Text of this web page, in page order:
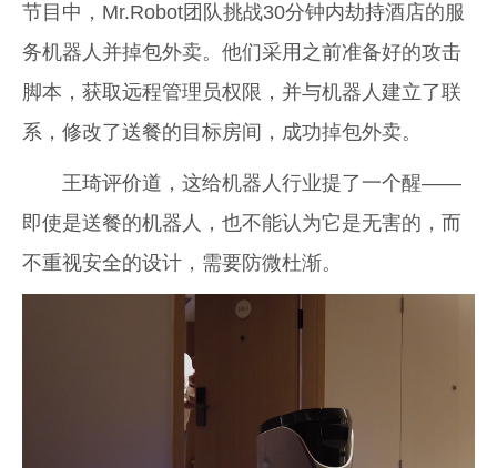
节目中，Mr.Robot团队挑战30分钟内劫持酒店的服
务机器人并掉包外卖。他们采用之前准备好的攻击
脚本，获取远程管理员权限，并与机器人建立了联
系，修改了送餐的目标房间，成功掉包外卖。
王琦评价道，这给机器人行业提了一个醒——
即使是送餐的机器人，也不能认为它是无害的，而
不重视安全的设计，需要防微杜渐。